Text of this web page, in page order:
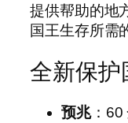
提供帮助的地
国王生存所需
全新保护
预兆：60